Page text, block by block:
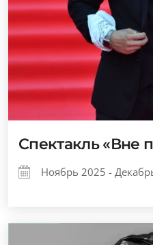
Спектакль «Вне
Ноябрь 2025 -